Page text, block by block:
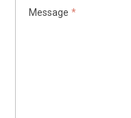
Message *